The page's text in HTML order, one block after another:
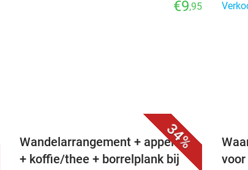
€9,95
34%
Wandelarrangement + appelflap
+ koffie/thee + borrelplank bij
voor